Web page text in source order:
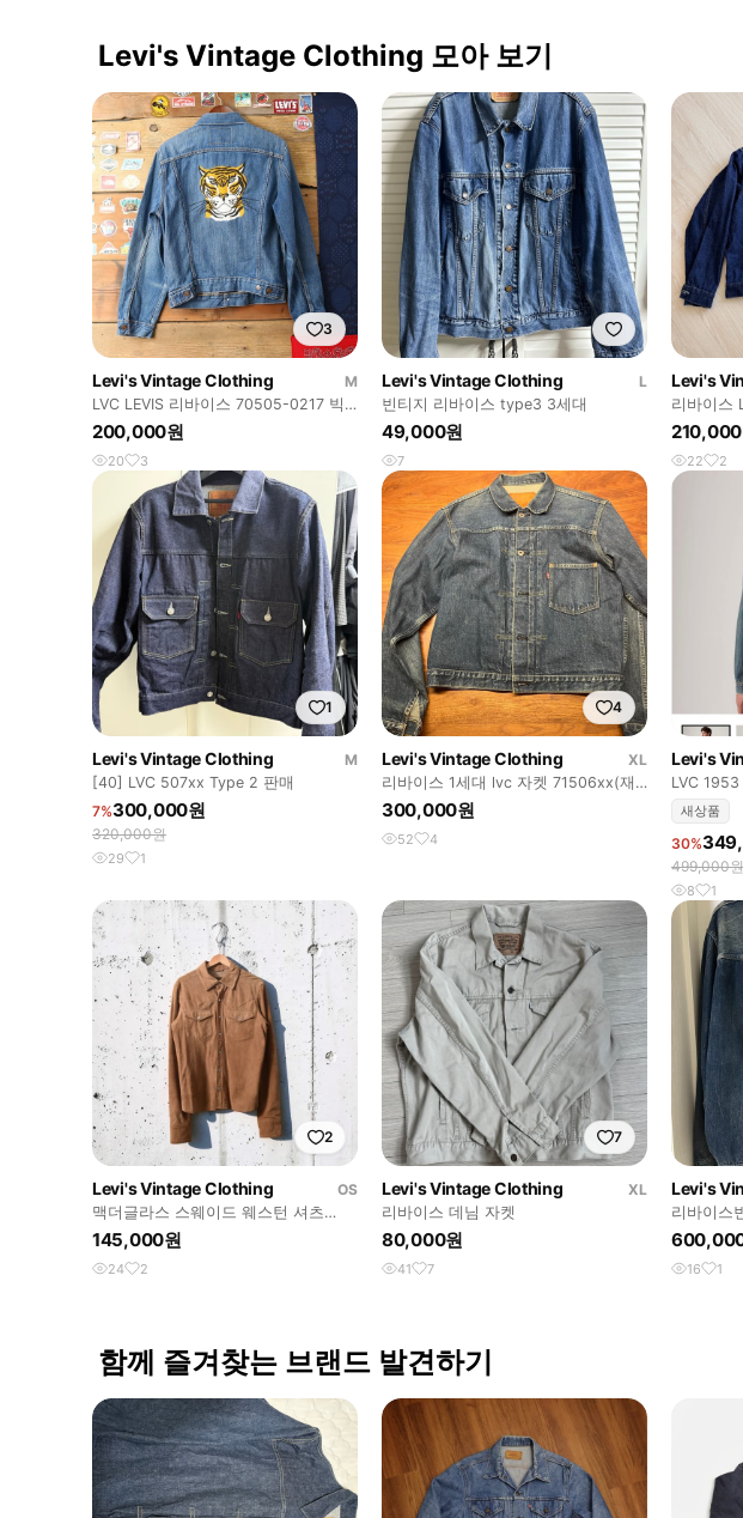
Levi's Vintage Clothing 모아 보기
3
Levi's Vintage Clothing
M
LVC LEVIS 리바이스 70505-0217 빅E
60S 복각 데님자켓
200,000원
20 3
Levi's Vintage Clothing
L
빈티지 리바이스 type3 3세대
49,000원
7
Levi's
리바이스
T백 모델
22 2
1
Levi's Vintage Clothing
M
[40] LVC 507xx Type 2 판매
7%300,000원
320,000원
29 1
4
Levi's Vintage Clothing
XL
리바이스 1세대 lvc 자켓 71506xx(재
팬빈티지,lvc,빅E)
300,000원
52 4
Levi's
LVC
새상품
30%
499,000원
8 1
2
Levi's Vintage Clothing
OS
맥더글라스 스웨이드 웨스턴 셔츠
M0890
145,000원
24 2
7
Levi's Vintage Clothing
XL
리바이스 데님 자켓
80,000원
41 7
Levi's
리바이스
TYPE1 트
16 1
함께 즐겨찾는 브랜드 발견하기